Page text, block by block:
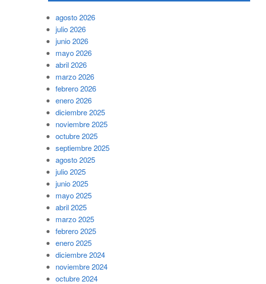
agosto 2026
julio 2026
junio 2026
mayo 2026
abril 2026
marzo 2026
febrero 2026
enero 2026
diciembre 2025
noviembre 2025
octubre 2025
septiembre 2025
agosto 2025
julio 2025
junio 2025
mayo 2025
abril 2025
marzo 2025
febrero 2025
enero 2025
diciembre 2024
noviembre 2024
octubre 2024